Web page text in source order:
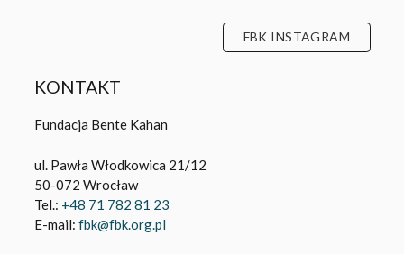
FBK INSTAGRAM
KONTAKT
Fundacja Bente Kahan
ul. Pawła Włodkowica 21/12
50-072 Wrocław
Tel.: +48 71 782 81 23
E-mail: fbk@fbk.org.pl